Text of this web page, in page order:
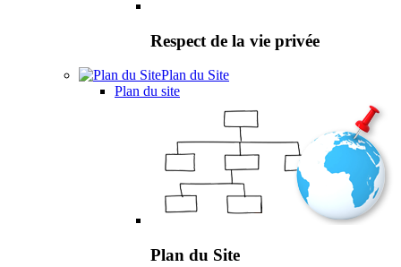
Respect de la vie privée
Plan du Site
Plan du site
Plan du Site